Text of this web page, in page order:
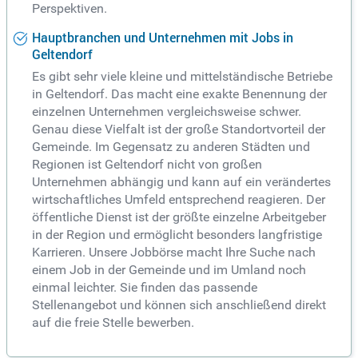
Perspektiven.
Hauptbranchen und Unternehmen mit Jobs in
Geltendorf
Es gibt sehr viele kleine und mittelständische Betriebe
in Geltendorf. Das macht eine exakte Benennung der
einzelnen Unternehmen vergleichsweise schwer.
Genau diese Vielfalt ist der große Standortvorteil der
Gemeinde. Im Gegensatz zu anderen Städten und
Regionen ist Geltendorf nicht von großen
Unternehmen abhängig und kann auf ein verändertes
wirtschaftliches Umfeld entsprechend reagieren. Der
öffentliche Dienst ist der größte einzelne Arbeitgeber
in der Region und ermöglicht besonders langfristige
Karrieren. Unsere Jobbörse macht Ihre Suche nach
einem Job in der Gemeinde und im Umland noch
einmal leichter. Sie finden das passende
Stellenangebot und können sich anschließend direkt
auf die freie Stelle bewerben.